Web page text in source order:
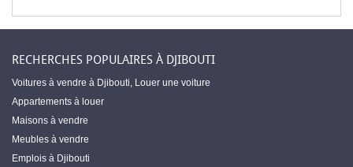
RECHERCHES POPULAIRES À DJIBOUTI
Voitures à vendre à Djibouti, Louer une voiture
Appartements à louer
Maisons à vendre
Meubles à vendre
Emplois à Djibouti